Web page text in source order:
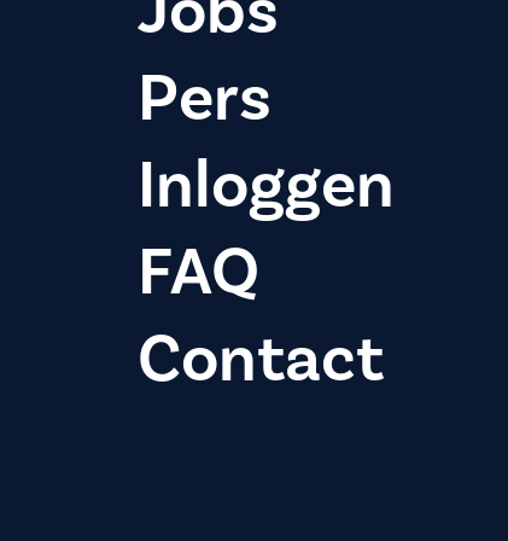
Pers
Inloggen
FAQ
Contact